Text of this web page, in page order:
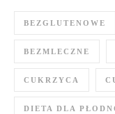
BEZGLUTENOWE
BEZMLECZNE
CUKRZYCA
DIETA DLA